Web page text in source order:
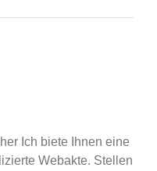
Ich biete Ihnen eine
Webakte. Stellen